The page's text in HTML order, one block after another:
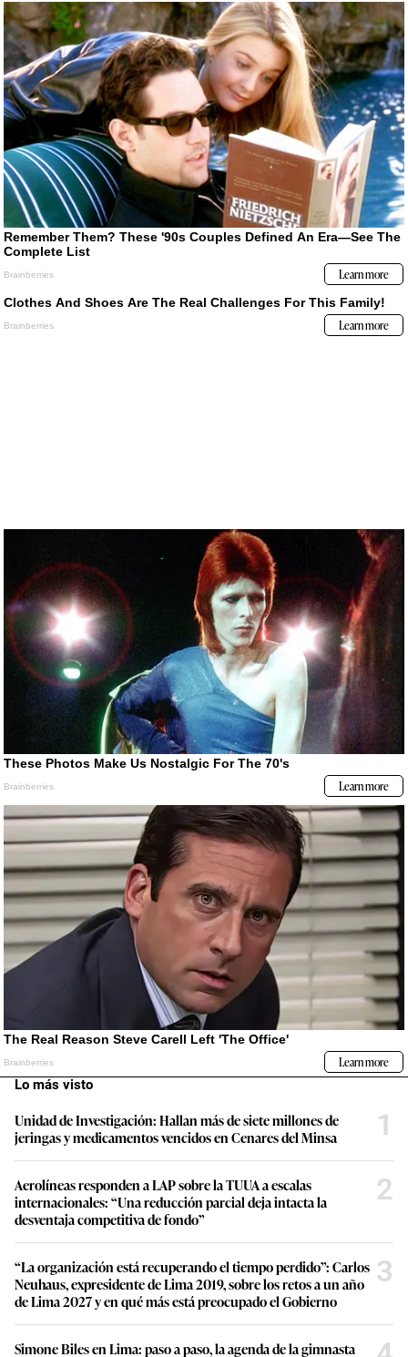
Lo más visto
Unidad de Investigación: Hallan más de siete millones de
jeringas y medicamentos vencidos en Cenares del Minsa
1
Aerolíneas responden a LAP sobre la TUUA a escalas
internacionales: “Una reducción parcial deja intacta la
desventaja competitiva de fondo”
2
“La organización está recuperando el tiempo perdido”: Carlos
Neuhaus, expresidente de Lima 2019, sobre los retos a un año
de Lima 2027 y en qué más está preocupado el Gobierno
3
Simone Biles en Lima: paso a paso, la agenda de la gimnasta